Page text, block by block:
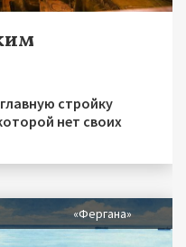
стройку
нет своих
«Фергана»